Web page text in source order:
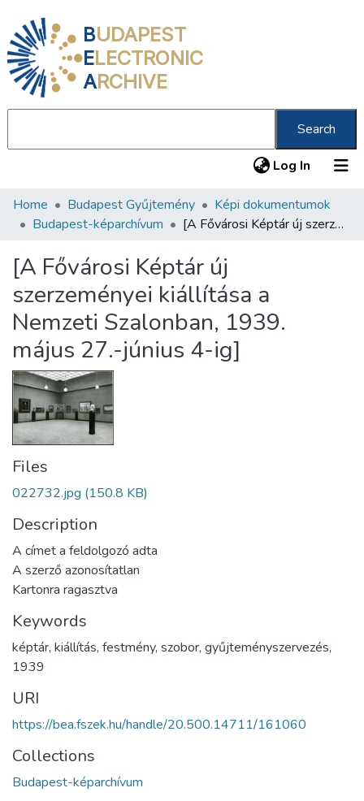
BUDAPEST
ELECTRONIC
ARCHIVE
Search
Log In (current)
Communities & Collections
Statistics
About us
Home Budapest Gyűjtemény
Képi dokumentumok
Budapest-képarchívum
[A Fővárosi Képtár új szerzeményei kiállítása a Nemzeti Szalonban, 1939. május 27.-június 4-ig]
[A Fővárosi Képtár új
szerzeményei kiállítása a
Nemzeti Szalonban, 1939.
május 27.-június 4-ig]
Files
022732.jpg (150.8 KB)
Description
A címet a feldolgozó adta
A szerző azonosítatlan
Kartonra ragasztva
Keywords
képtár, kiállítás, festmény, szobor, gyűjteményszervezés,
1939
URI
https://bea.fszek.hu/handle/20.500.14711/161060
Collections
Budapest-képarchívum